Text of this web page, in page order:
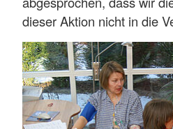
dieser Aktion nicht in die